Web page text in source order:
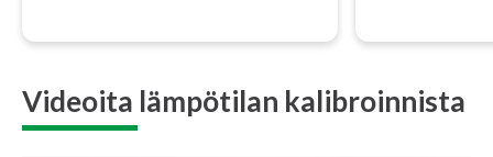
Videoita lämpötilan kalibroinnista